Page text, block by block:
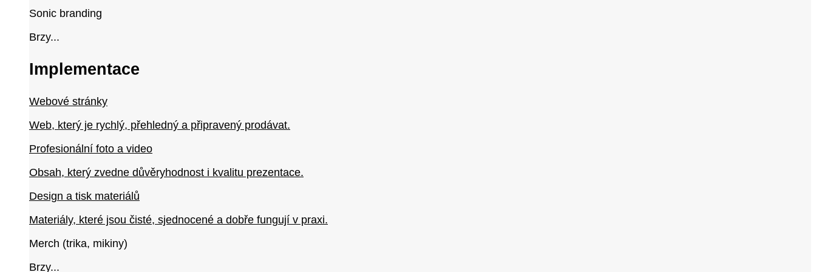
Sonic branding
Brzy...
Implementace
Webové stránky
Web, který je rychlý, přehledný a připravený prodávat.
Profesionální foto a video
Obsah, který zvedne důvěryhodnost i kvalitu prezentace.
Design a tisk materiálů
Materiály, které jsou čisté, sjednocené a dobře fungují v praxi.
Merch (trika, mikiny)
Brzy...